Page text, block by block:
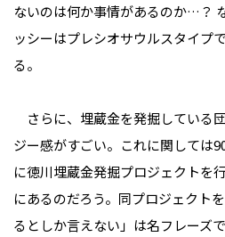
ないのは何か事情があるのか…？
ッシーはプレシオサウルスタイプ
る。
さらに、埋蔵金を発掘している
ジー感がすごい。これに関しては
に徳川埋蔵金発掘プロジェクトを
にあるのだろう。同プロジェクト
るとしか言えない」は名フレーズで